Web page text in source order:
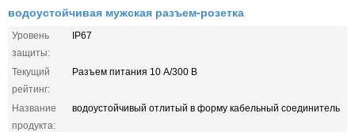
водоустойчивая мужская разъем-розетка
Уровень
защиты:
IP67
Текущий
рейтинг:
Разъем питания 10 А/300 В
Название
продукта:
водоустойчивый отлитый в форму кабельный соединитель